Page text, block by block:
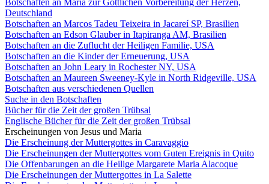
Deutschland
Botschaften an Marcos Tadeu Teixeira in Jacareí SP, Brasilien
Botschaften an Edson Glauber in Itapiranga AM, Brasilien
Botschaften an die Zuflucht der Heiligen Familie, USA
Botschaften an die Kinder der Erneuerung, USA
Botschaften an John Leary in Rochester NY, USA
Botschaften an Maureen Sweeney-Kyle in North Ridgeville, USA
Botschaften aus verschiedenen Quellen
Suche in den Botschaften
Bücher für die Zeit der großen Trübsal
Englische Bücher für die Zeit der großen Trübsal
Erscheinungen von Jesus und Maria
Die Erscheinung der Muttergottes in Caravaggio
Die Erscheinungen der Muttergottes vom Guten Ereignis in Quito
Die Offenbarungen an die Heilige Margarete Maria Alacoque
Die Erscheinungen der Muttergottes in La Salette